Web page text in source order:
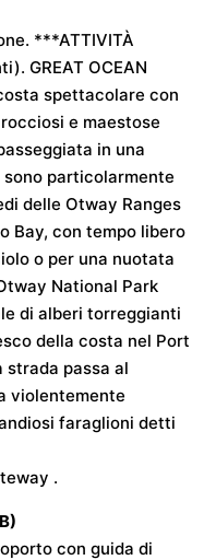
***ATTIVITÀ
GREAT OCEAN
spettacolare con
e maestose
in una
particolarmente
delle Otway Ranges
Bay, con tempo libero
o per una nuotata
National Park
di alberi torreggianti
della costa nel Port
strada passa al
violentemente
faraglioni detti
.
con guida di